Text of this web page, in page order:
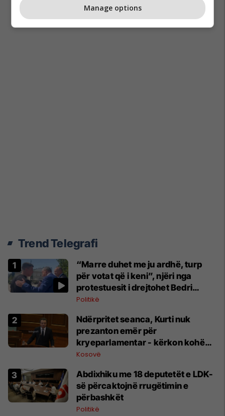
Trend Telegrafi
“Marre duhet me ju ardhë, turp
për votat që i keni”, njëri nga
protestuesit i drejtohet Bedri
Hamzës
Politikë
Ndërpritet seanca, Kurti nuk
prezanton emër për
kryeparlamentar - kërkon kohë
shtesë për marrëveshje politike
Kosovë
Abdixhiku me 18 deputetët e LDK-
së përcaktojnë rrugëtimin e
përbashkët
Politikë
Manage options